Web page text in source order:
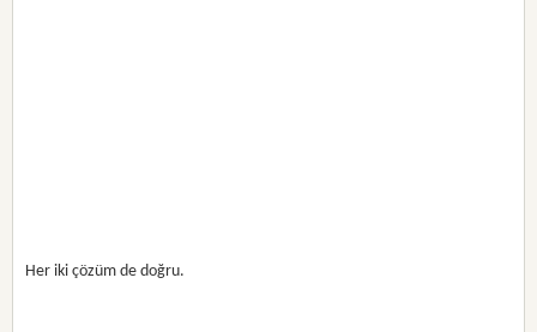
Her iki çözüm de doğru.